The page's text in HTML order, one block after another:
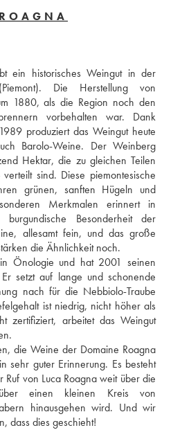
ein historisches Weingut in der
Die Herstellung von
1880, als die Region noch den
vorbehalten war. Dank
produziert das Weingut heute
Barolo-Weine. Der Weinberg
Hektar, die zu gleichen Teilen
sind. Diese piemontesische
grünen, sanften Hügeln und
Merkmalen erinnert in
Besonderheit der
allesamt fein, und das große
die Ähnlichkeit noch.
Önologie und hat 2001 seinen
setzt auf lange und schonende
nach für die Nebbiolo-Traube
ist niedrig, nicht höher als
zertifiziert, arbeitet das Weingut
die Weine der Domaine Roagna
sehr guter Erinnerung. Es besteht
von Luca Roagna weit über die
einen kleinen Kreis von
hinausgehen wird. Und wir
dass dies geschieht!